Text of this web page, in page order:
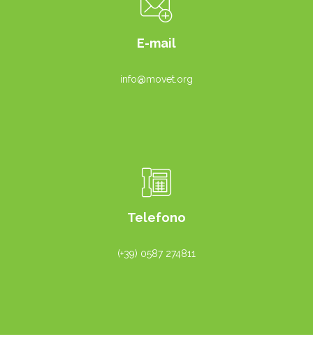
E-mail
info@movet.org
Telefono
(+39) 0587 274811